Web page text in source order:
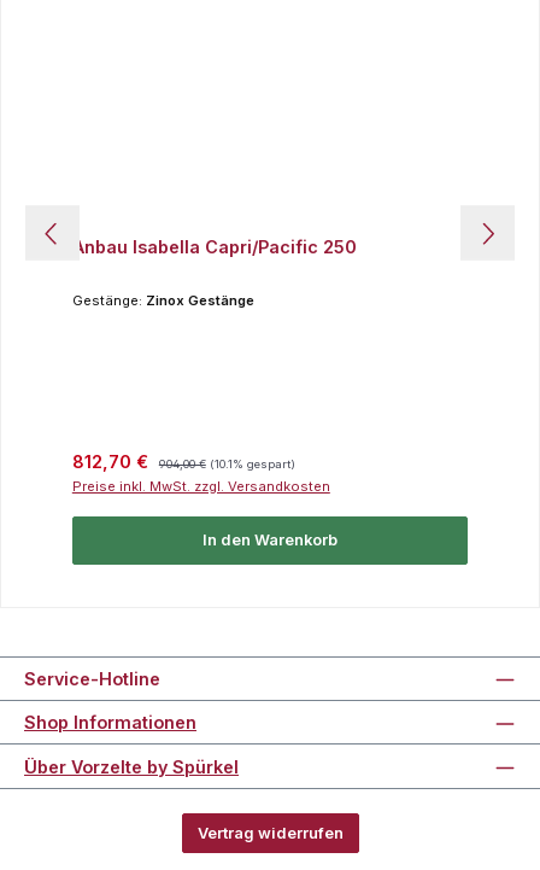
Anbau Isabella Capri/Pacific 250
Gestänge: Zinox Gestänge
Verkaufspreis:
812,70 € 904,00 € (10.1% gespart)
Preise inkl. MwSt. zzgl. Versandkosten
In den Warenkorb
Service-Hotline
Shop Informationen
Über Vorzelte by Spürkel
Vertrag widerrufen